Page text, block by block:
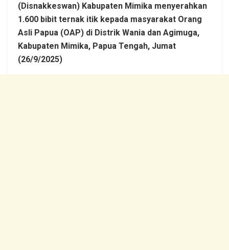
(Disnakkeswan) Kabupaten Mimika menyerahkan
1.600 bibit ternak itik kepada masyarakat Orang
Asli Papua (OAP) di Distrik Wania dan Agimuga,
Kabupaten Mimika, Papua Tengah, Jumat
(26/9/2025)